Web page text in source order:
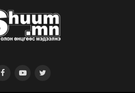
сондгой